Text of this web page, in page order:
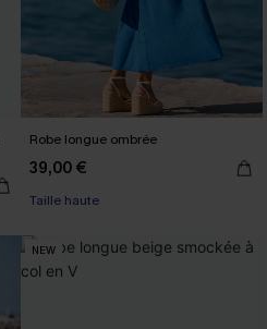
Robe longue ombrée
39,00 €
Taille haute
NEW